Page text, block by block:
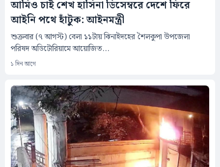
আমিও চাই শেখ হাসিনা ডিসেম্বরে দেশে ফিরে
আইনি পথে হাঁটুক: আইনমন্ত্রী
শুক্রবার (৭ আগস্ট) বেলা ১১টায় ঝিনাইদহের শৈলকুপা উপজেলা
পরিষদ অডিটোরিয়ামে আয়োজিত...
১ দিন আগে